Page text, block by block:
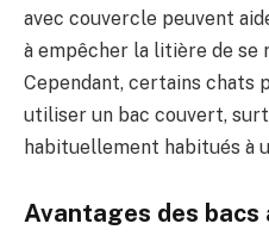
avec couvercle peuvent
à empêcher la litière de se
Cependant, certains chats
utiliser un bac couvert,
habituellement habitués à
Avantages des bacs